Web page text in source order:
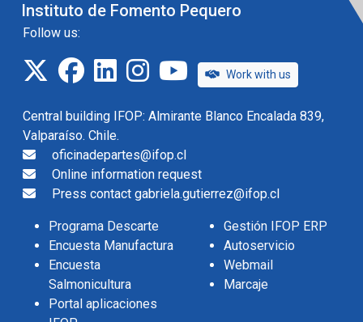
Instituto de Fomento Pequero
Follow us:
twitterfacebook
linkedininstagramIFOP TV
Work with us
Central building IFOP: Almirante Blanco Encalada 839,
Valparaíso. Chile.
oficinadepartes@ifop.cl
Online information request
Press contact gabriela.gutierrez@ifop.cl
Programa Descarte
Encuesta Manufactura
Encuesta
Salmonicultura
Portal aplicaciones
Gestión IFOP ERP
Autoservicio
Webmail
Marcaje